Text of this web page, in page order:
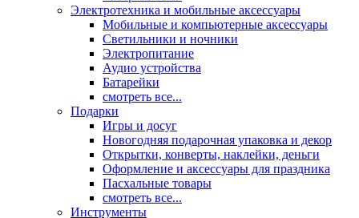
Электротехника и мобильные аксессуары
Мобильные и компьютерные аксессуары
Светильники и ночники
Электропитание
Аудио устройства
Батарейки
смотреть все...
Подарки
Игры и досуг
Новогодняя подарочная упаковка и декор
Открытки, конверты, наклейки, деньги
Оформление и аксессуары для праздника
Пасхальные товары
смотреть все...
Инструменты